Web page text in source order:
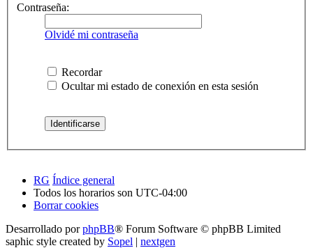
Contraseña:
Olvidé mi contraseña
Recordar
Ocultar mi estado de conexión en esta sesión
RG Índice general
Todos los horarios son UTC-04:00
Borrar cookies
Desarrollado porphpBB® Forum Software © phpBB Limited
saphic style created by Sopel | nextgen